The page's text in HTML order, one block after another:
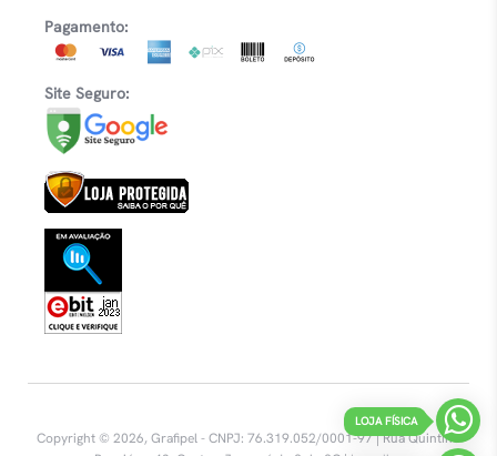
Pagamento:
Site Seguro:
Copyright © 2026, Grafipel - CNPJ: 76.319.052/0001-97 | Rua Quintino
LOJA FÍSICA